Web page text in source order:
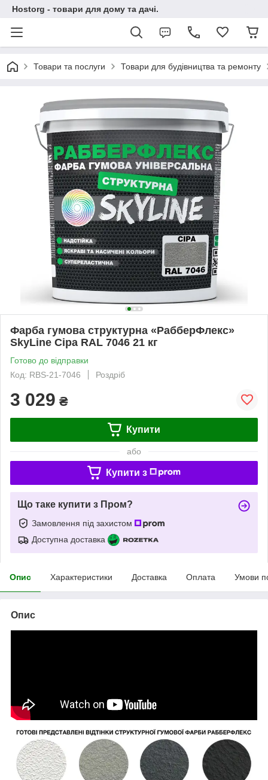
Hostorg - товари для дому та дачі.
Товари та послуги Товари для будівництва та ремонту
Фарба гумова структурна «РабберФлекс»
SkyLine Сіра RAL 7046 21 кг
Готово до відправки
Код: RBS-21-7046
Роздріб
3 029 ₴
Купити
або
Купити з
Що таке купити з Пром?
Замовлення під захистом
Доступна доставка
Опис Характеристики Доставка Оплата Умови
Опис